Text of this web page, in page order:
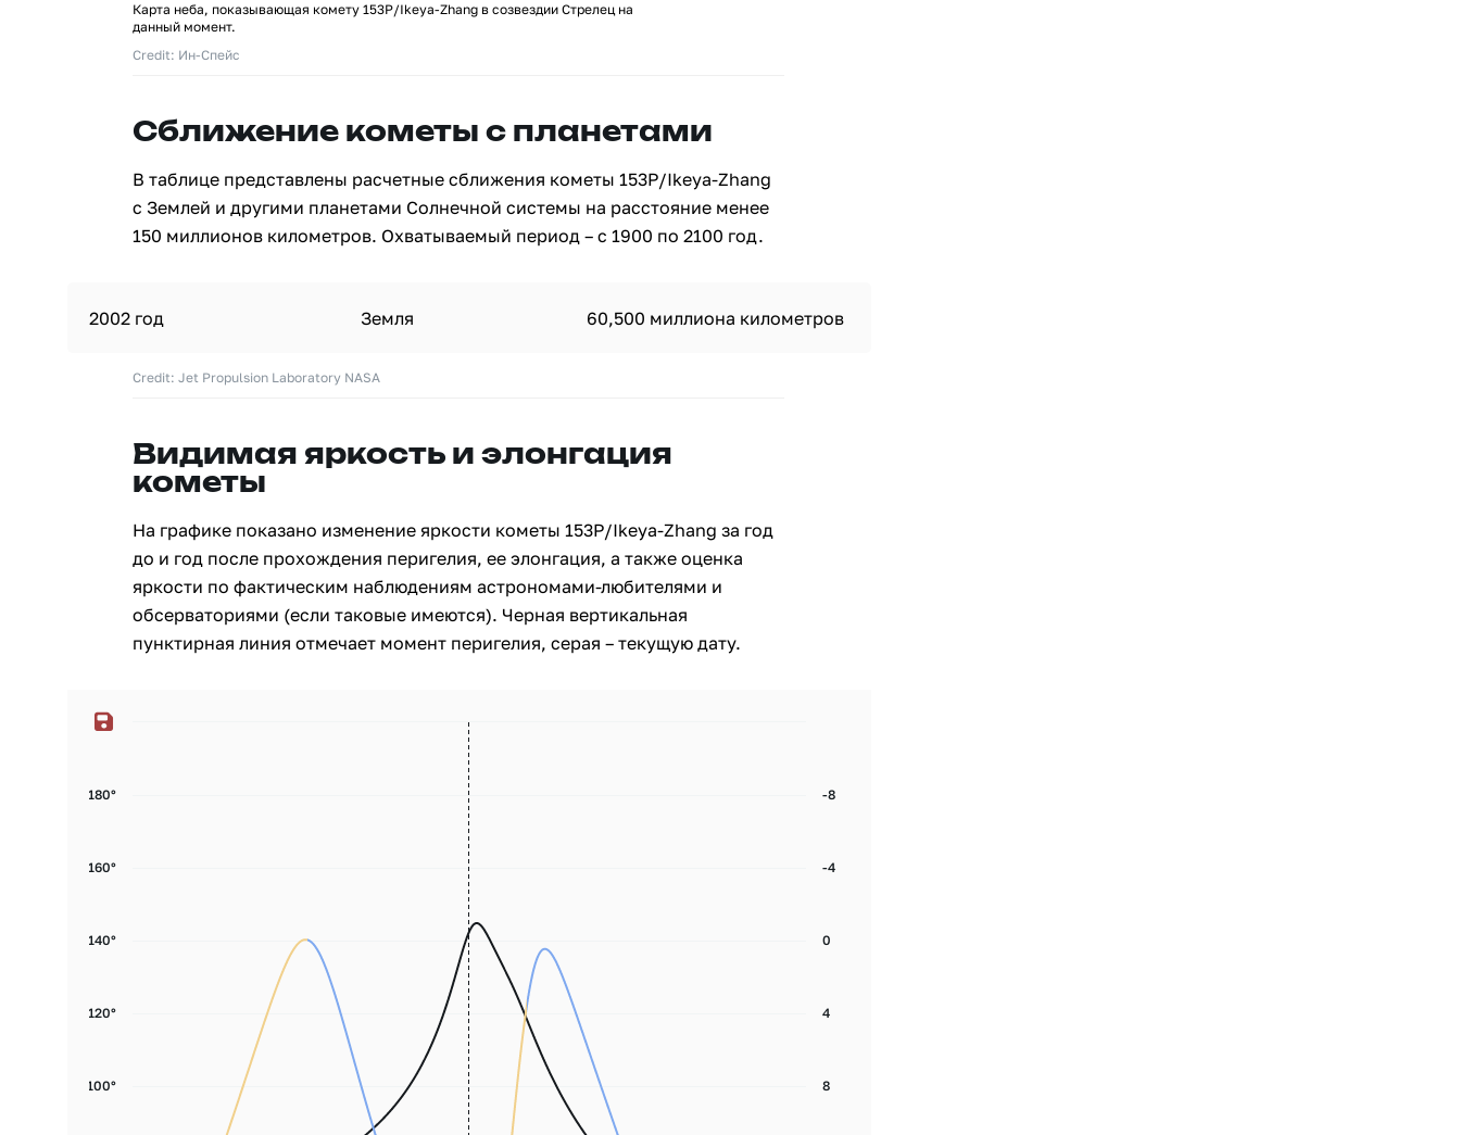
Карта неба, показывающая комету 153P/Ikeya-Zhang в созвездии Стрелец на
данный момент.
Credit: Ин-Спейс
Сближение кометы с планетами
В таблице представлены расчетные сближения кометы 153P/Ikeya-Zhang
с Землей и другими планетами Солнечной системы на расстояние менее
150 миллионов километров. Охватываемый период – с 1900 по 2100 год.
2002 год Земля 60,500 миллиона километров
Credit: Jet Propulsion Laboratory NASA
Видимая яркость и элонгация
кометы
На графике показано изменение яркости кометы 153P/Ikeya-Zhang за год
до и год после прохождения перигелия, ее элонгация, а также оценка
яркости по фактическим наблюдениям астрономами-любителями и
обсерваториями (если таковые имеются). Черная вертикальная
пунктирная линия отмечает момент перигелия, серая – текущую дату.
-8
-4
0
4
8
100°
120°
140°
160°
180°